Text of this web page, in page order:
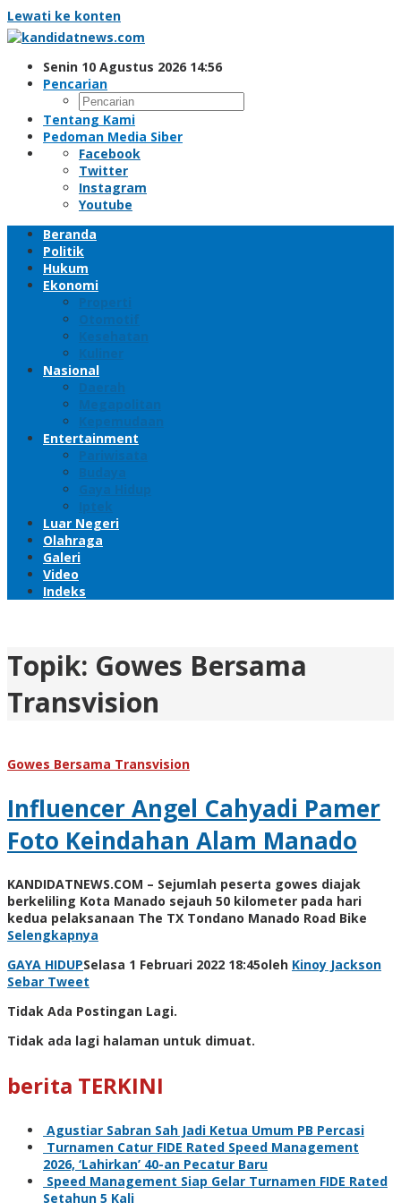
Lewati ke konten
Senin 10 Agustus 2026 14:56
Pencarian
Tentang Kami
Pedoman Media Siber
Facebook
Twitter
Instagram
Youtube
Beranda
Politik
Hukum
Ekonomi
Properti
Otomotif
Kesehatan
Kuliner
Nasional
Daerah
Megapolitan
Kepemudaan
Entertainment
Pariwisata
Budaya
Gaya Hidup
Iptek
Luar Negeri
Olahraga
Galeri
Video
Indeks
Topik: Gowes Bersama
Transvision
Gowes Bersama Transvision
Influencer Angel Cahyadi Pamer
Foto Keindahan Alam Manado
KANDIDATNEWS.COM – Sejumlah peserta gowes diajak
berkeliling Kota Manado sejauh 50 kilometer pada hari
kedua pelaksanaan The TX Tondano Manado Road Bike
Selengkapnya
GAYA HIDUPSelasa 1 Februari 2022 18:45oleh Kinoy Jackson
Sebar Tweet
Tidak Ada Postingan Lagi.
Tidak ada lagi halaman untuk dimuat.
berita TERKINI
Agustiar Sabran Sah Jadi Ketua Umum PB Percasi
Turnamen Catur FIDE Rated Speed Management
2026, ‘Lahirkan’ 40-an Pecatur Baru
Speed Management Siap Gelar Turnamen FIDE Rated
Setahun 5 Kali